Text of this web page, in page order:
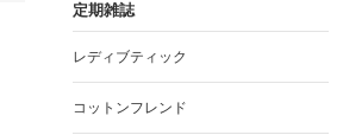
定期雑誌
レディブティック
コットンフレンド